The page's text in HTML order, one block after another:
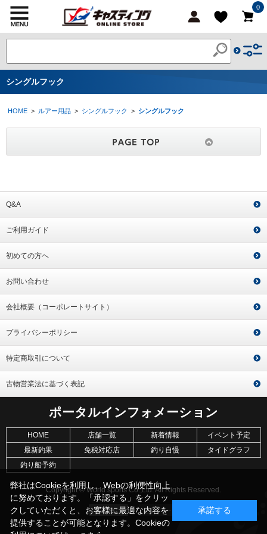
0
シングルフック
HOME > ルアー用品 > シングルフック > シングルフック
Q&A
ご利用ガイド
初めての方へ
お問い合わせ
会社概要（コーポレートサイト）
プライバシーポリシー
特定商取引について
古物営業法に基づく表記
ポータルインフォメーション
HOME 店舗一覧 新着情報
イベント予定
最新釣果
免税対応店 釣り自慢
タイドグラフ
釣り船予約
Copyright © World sports Co.,Ltd. All Rights Reserved.
弊社はCookieを利用し、Webの利便性向上
に努めております。「承認する」をクリッ
クしていただくと、お客様に最適な内容を
提供することが可能となります。Cookieの
承諾する